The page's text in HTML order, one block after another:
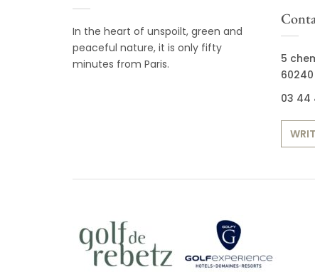
In the heart of unspoilt, green and
peaceful nature, it is only fifty
minutes from Paris.
5
03 44